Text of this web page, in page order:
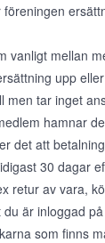
vanligt mellan
upp
men tar inget
hamnar
det att
30 dagar
retur av vara,
är inloggad
som finns